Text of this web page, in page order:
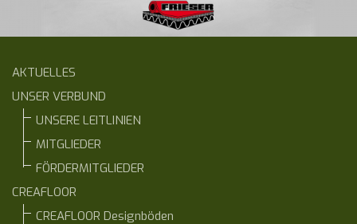
AKTUELLES
UNSER VERBUND
UNSERE LEITLINIEN
MITGLIEDER
FÖRDERMITGLIEDER
CREAFLOOR
CREAFLOOR Designböden